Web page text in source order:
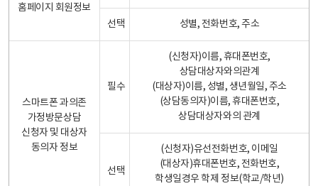
홈페이지 회원정보
선택 성별, 전화번호, 주소
스마트폰 과의존
가정방문상담
신청자 및 대상자
동의자 정보
필수
(신청자)이름, 휴대폰번호,
상담대상자와의관계
(대상자)이름, 성별, 생년월일, 주소
(상담동의자)이름, 휴대폰번호,
상담대상자와의 관계
선택
(신청자)유선전화번호, 이메일
(대상자)휴대폰번호, 전화번호,
학생일경우 학제 정보(학교/학년)